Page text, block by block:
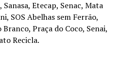
Etecap, Senac, Mata
SOS Abelhas sem Ferrão,
Praça do Coco, Senai,
Recicla.